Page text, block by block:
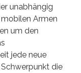
unabhängig
Armen
um den
jede neue
die